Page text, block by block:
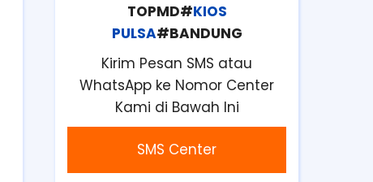
TOPMD#KIOS
PULSA#BANDUNG
Kirim Pesan SMS atau
WhatsApp ke Nomor Center
Kami di Bawah Ini
SMS Center